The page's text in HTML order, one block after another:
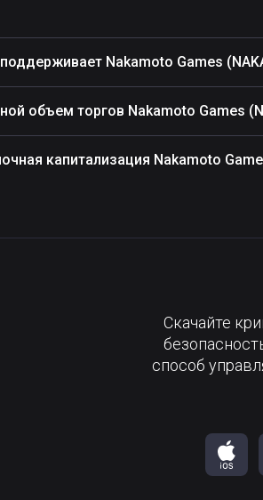
Nakamoto Games
объем торгов Nakamoto Games
капитализация Nakamoto
Скачайте
способ